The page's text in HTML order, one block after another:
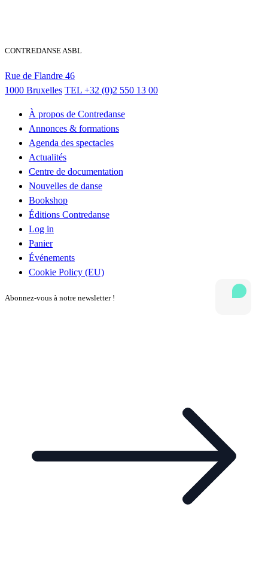
CONTREDANSE ASBL
Rue de Flandre 46
1000 Bruxelles TEL +32 (0)2 550 13 00
À propos de Contredanse
Annonces & formations
Agenda des spectacles
Actualités
Centre de documentation
Nouvelles de danse
Bookshop
Éditions Contredanse
Log in
Panier
Événements
Cookie Policy (EU)
Abonnez-vous à notre newsletter !